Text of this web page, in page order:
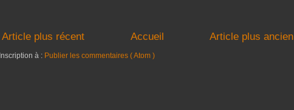
Article plus récent Article plus ancien
Accueil
Inscription à : Publier les commentaires ( Atom )